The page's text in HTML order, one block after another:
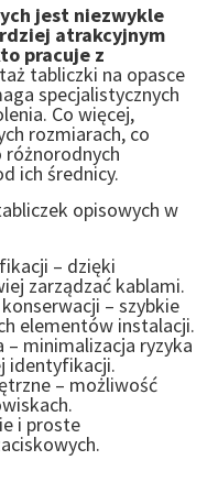
jest niezwykle
atrakcyjnym
pracuje z
tabliczki na opasce
specjalistycznych
Co więcej,
rozmiarach, co
różnorodnych
ich średnicy.
opisowych w
– dzięki
zarządzać kablami.
– szybkie
elementów instalacji.
– minimalizacja ryzyka
identyfikacji.
– możliwość
i proste